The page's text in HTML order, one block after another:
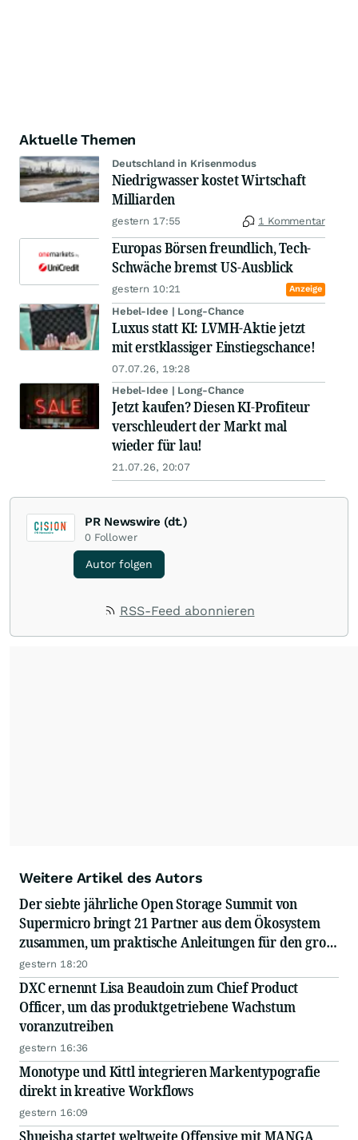
Aktuelle Themen
Deutschland in Krisenmodus
Niedrigwasser kostet Wirtschaft
Milliarden
gestern 17:55 1 Kommentar
Europas Börsen freundlich, Tech-
Schwäche bremst US-Ausblick
gestern 10:21 Anzeige
Hebel-Idee | Long-Chance
Luxus statt KI: LVMH-Aktie jetzt
mit erstklassiger Einstiegschance!
07.07.26, 19:28
Hebel-Idee | Long-Chance
Jetzt kaufen? Diesen KI-Profiteur
verschleudert der Markt mal
wieder für lau!
21.07.26, 20:07
PR Newswire (dt.)
0 Follower
Autor folgen
RSS-Feed abonnieren
Weitere Artikel des Autors
Der siebte jährliche Open Storage Summit von
Supermicro bringt 21 Partner aus dem Ökosystem
zusammen, um praktische Anleitungen für den groß
angelegten Einsatz von KI in Unternehmen
auszutauschen
gestern 18:20
DXC ernennt Lisa Beaudoin zum Chief Product
Officer, um das produktgetriebene Wachstum
voranzutreiben
gestern 16:36
Monotype und Kittl integrieren Markentypografie
direkt in kreative Workflows
gestern 16:09
Shueisha startet weltweite Offensive mit MANGA